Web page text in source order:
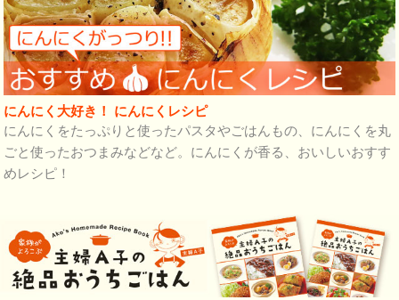
にんにく大好き！ にんにくレシピ
にんにくをたっぷりと使ったパスタやごはんもの、にんにくを丸
ごと使ったおつまみなどなど。にんにくが香る、おいしいおすす
めレシピ！